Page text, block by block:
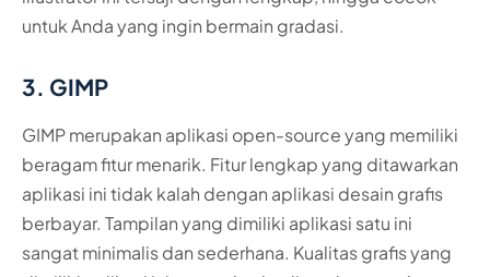
untuk Anda yang ingin bermain gradasi.
3. GIMP
GIMP merupakan aplikasi open-source yang memiliki
beragam fitur menarik. Fitur lengkap yang ditawarkan
aplikasi ini tidak kalah dengan aplikasi desain grafis
berbayar. Tampilan yang dimiliki aplikasi satu ini
sangat minimalis dan sederhana. Kualitas grafis yang